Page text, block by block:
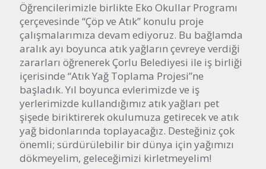
Öğrencilerimizle birlikte Eko Okullar Programı
çerçevesinde “Çöp ve Atık” konulu proje
çalışmalarımıza devam ediyoruz. Bu bağlamda
aralık ayı boyunca atık yağların çevreye verdiği
zararları öğrenerek Çorlu Belediyesi ile iş birliği
içerisinde “Atık Yağ Toplama Projesi”ne
başladık. Yıl boyunca evlerimizde ve iş
yerlerimizde kullandığımız atık yağları pet
şişede biriktirerek okulumuza getirecek ve atık
yağ bidonlarında toplayacağız. Desteğiniz çok
önemli; sürdürülebilir bir dünya için yağımızı
dökmeyelim, geleceğimizi kirletmeyelim!